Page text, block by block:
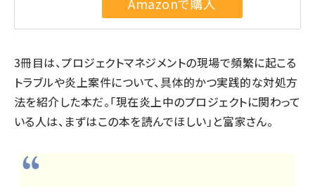
3冊目は、プロジェクトマネジメントの現場で頻繁に起こる
トラブルや炎上案件について、具体的かつ実践的な対処方
法を紹介した本だ。「現在炎上中のプロジェクトに関わって
いる人は、まずはこの本を読んでほしい」と富家さん。